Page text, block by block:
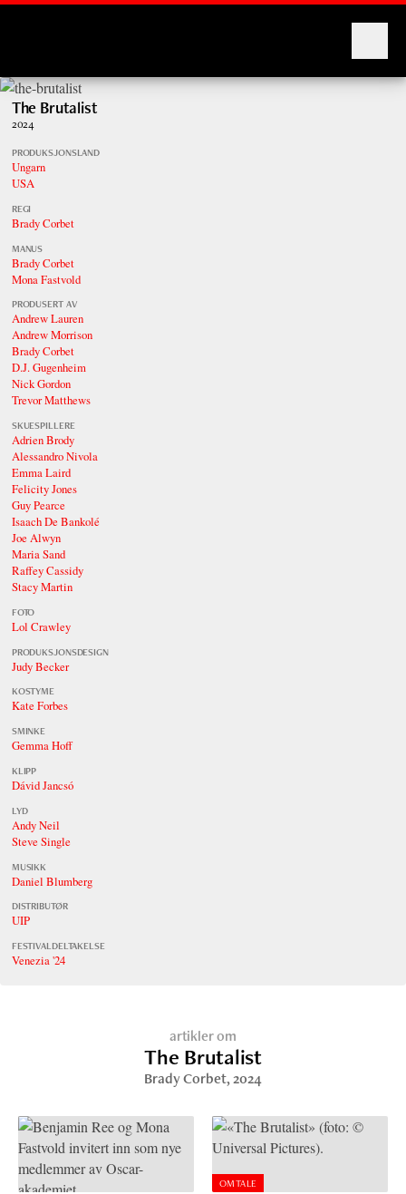
The Brutalist
2024
PRODUKSJONSLAND
Ungarn
USA
REGI
Brady Corbet
MANUS
Brady Corbet
Mona Fastvold
PRODUSERT AV
Andrew Lauren
Andrew Morrison
Brady Corbet
D.J. Gugenheim
Nick Gordon
Trevor Matthews
SKUESPILLERE
Adrien Brody
Alessandro Nivola
Emma Laird
Felicity Jones
Guy Pearce
Isaach De Bankolé
Joe Alwyn
Maria Sand
Raffey Cassidy
Stacy Martin
FOTO
Lol Crawley
PRODUKSJONSDESIGN
Judy Becker
KOSTYME
Kate Forbes
SMINKE
Gemma Hoff
KLIPP
Dávid Jancsó
LYD
Andy Neil
Steve Single
MUSIKK
Daniel Blumberg
DISTRIBUTØR
UIP
FESTIVALDELTAKELSE
Venezia '24
artikler om
The Brutalist
Brady Corbet, 2024
OMTALE